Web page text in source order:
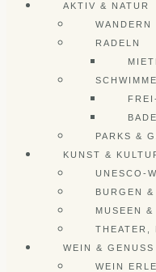
AKTIV & NATUR
WANDERN
RADELN
PARKS &
KUNST &
UNESCO-
BURGEN
MUSEEN &
THEATER,
WEIN & GENUSS
WEIN